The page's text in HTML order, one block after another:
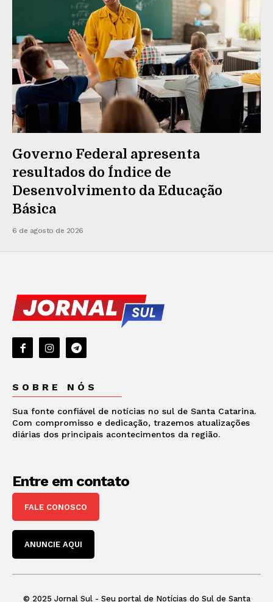
Governo Federal apresenta
resultados do Índice de
Desenvolvimento da Educação
Básica
6 de agosto de 2026
SOBRE NÓS
Sua fonte confiável de notícias no sul de Santa Catarina.
Com compromisso e dedicação, trazemos atualizações
diárias dos principais acontecimentos da região.
Entre em contato
FALE CONOSCO
ANUNCIE AQUI
© 2025 Jornal Sul - Seu portal de Notícias do Sul de Santa